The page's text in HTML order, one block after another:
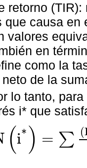
retorno
que causa en
valores
en
como la
de la
lo tanto,
i* que
(i* ) = ∑ (
it ∑ Bt- 1 *t